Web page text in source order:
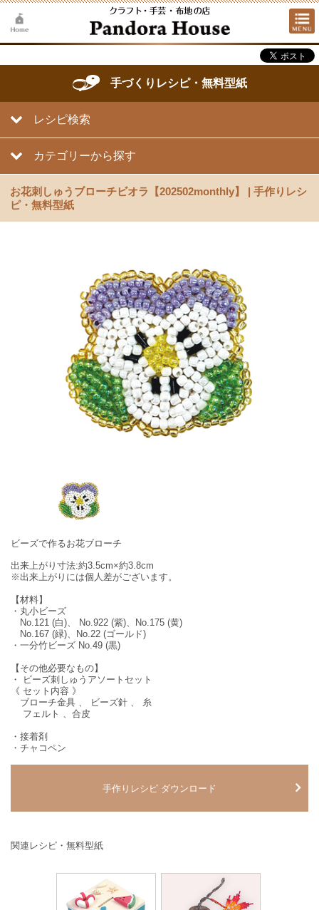
手づくりレシピ・無料型紙
レシピ検索
カテゴリーから探す
お花刺しゅうブローチビオラ【202502monthly】 | 手作りレシ
ピ・無料型紙
ビーズで作るお花ブローチ
出来上がり寸法:約3.5cm×約3.8cm
※出来上がりには個人差がございます。
【材料】
・丸小ビーズ
No.121 (白)、 No.922 (紫)、No.175 (黄)
No.167 (緑)、No.22 (ゴールド)
・一分竹ビーズ No.49 (黒)
【その他必要なもの】
・ ビーズ刺しゅうアソートセット
《 セット内容 》
ブローチ金具 、 ビーズ針 、 糸
フェルト 、合皮
・接着剤
・チャコペン
手作りレシピ ダウンロード
関連レシピ・無料型紙